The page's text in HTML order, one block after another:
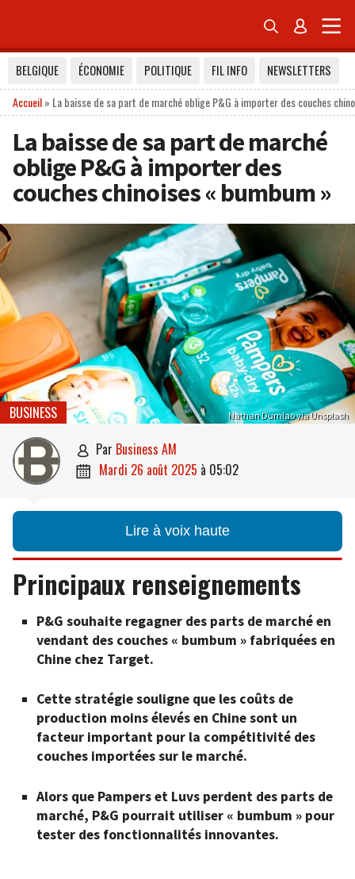
 
BELGIQUE ÉCONOMIE POLITIQUE FIL INFO
NEWSLETTERS
Accueil» La baisse de sa part de marché oblige P&G à importer des couches
La baisse de sa part de marché
oblige P&G à importer des
couches chinoises « bumbum »
Nathan Dumlao via Unsplash
BUSINESS
 par Business AM
 mardi 26 août 2025 à 05:02
Lire à voix haute
Principaux renseignements
P&G souhaite regagner des parts de marché en
vendant des couches « bumbum » fabriquées en
Chine chez Target.
Cette stratégie souligne que les coûts de
production moins élevés en Chine sont un
facteur important pour la compétitivité des
couches importées sur le marché.
Alors que Pampers et Luvs perdent des parts de
marché, P&G pourrait utiliser « bumbum » pour
tester des fonctionnalités innovantes.